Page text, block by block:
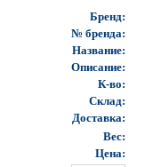
Бренд:
№ бренда:
Название:
Описание:
К-во:
Склад:
Доставка:
Вес:
Цена: